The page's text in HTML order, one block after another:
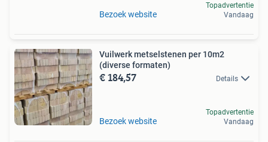
Bezoek website
Topadvertentie
Vandaag
Vuilwerk metselstenen per 10m2
(diverse formaten)
€ 184,57 Details
Bezoek website
Topadvertentie
Vandaag